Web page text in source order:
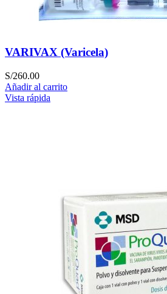
VARIVAX (Varicela)
S/260.00
Añadir al carrito
Vista rápida